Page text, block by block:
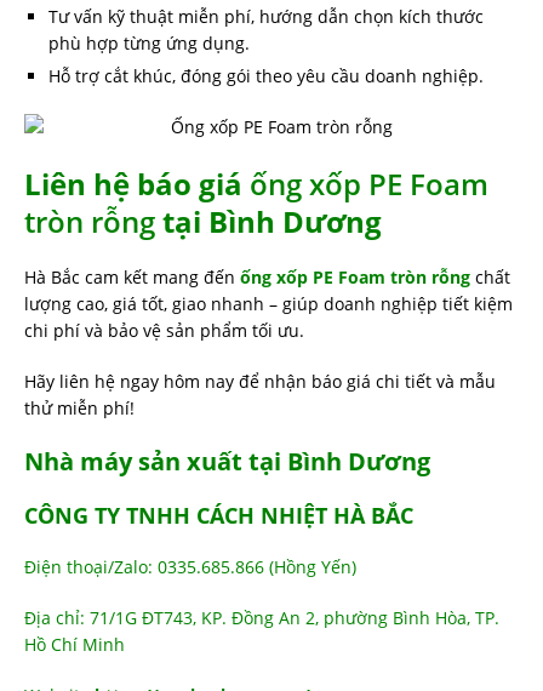
Tư vấn kỹ thuật miễn phí, hướng dẫn chọn kích thước
phù hợp từng ứng dụng.
Hỗ trợ cắt khúc, đóng gói theo yêu cầu doanh nghiệp.
Liên hệ báo giá ống xốp PE Foam
tròn rỗngtại Bình Dương
Hà Bắc cam kết mang đến ống xốp PE Foam tròn rỗng chất
lượng cao, giá tốt, giao nhanh – giúp doanh nghiệp tiết kiệm
chi phí và bảo vệ sản phẩm tối ưu.
Hãy liên hệ ngay hôm nay để nhận báo giá chi tiết và mẫu
thử miễn phí!
Nhà máy sản xuất tại Bình Dương
CÔNG TY TNHH CÁCH NHIỆT HÀ BẮC
Điện thoại/Zalo: 0335.685.866 (Hồng Yến)
Địa chỉ: 71/1G ĐT743, KP. Đồng An 2, phường Bình Hòa, TP.
Hồ Chí Minh